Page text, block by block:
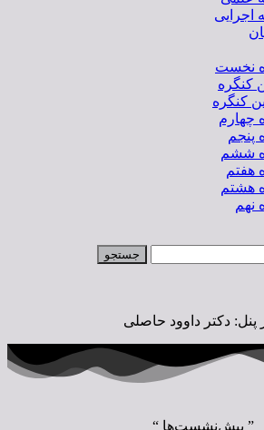
اجرایی
نخست
کنگره
کنگره
چهارم
پنجم
ششم
هفتم
هشتم
نهم
پنل: دکتر داوود حاصلی
” پیش‌نشست‌ها “